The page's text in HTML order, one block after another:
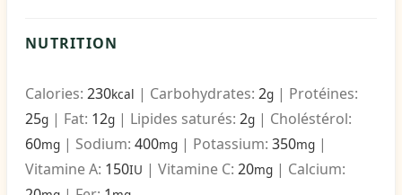
NUTRITION
Calories: 230kcal | Carbohydrates: 2g | Protéines:
25g | Fat: 12g | Lipides saturés: 2g | Choléstérol:
60mg | Sodium: 400mg | Potassium: 350mg |
Vitamine A: 150IU | Vitamine C: 20mg | Calcium: